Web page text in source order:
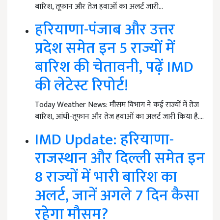
बारिश, तूफान और तेज हवाओं का अलर्ट जारी…
हरियाणा-पंजाब और उत्तर
प्रदेश समेत इन 5 राज्यों में
बारिश की चेतावनी, पढ़ें IMD
की लेटेस्ट रिपोर्ट!
Today Weather News: मौसम विभाग ने कई राज्यों में तेज
बारिश, आंधी-तूफान और तेज हवाओं का अलर्ट जारी किया है.…
IMD Update: हरियाणा-
राजस्थान और दिल्ली समेत इन
8 राज्यों में भारी बारिश का
अलर्ट, जानें अगले 7 दिन कैसा
रहेगा मौसम?